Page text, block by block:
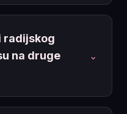
radijskog
na druge
⌄